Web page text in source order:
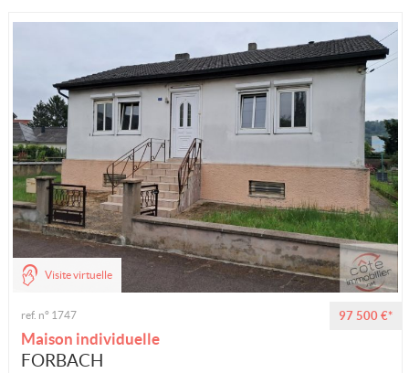
Visite virtuelle
97 500 €*
ref. n° 1747
Maison individuelle
FORBACH